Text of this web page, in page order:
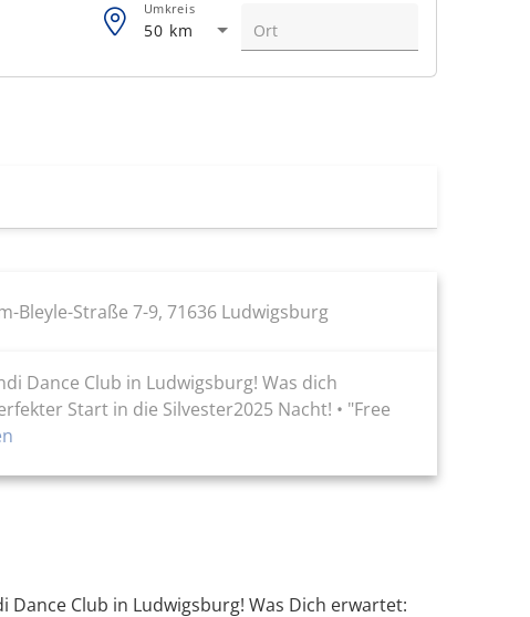
50 km
Umkreis
Bleyle-Straße 7-9, 71636 Ludwigsburg
Dance Club in Ludwigsburg! Was dich
Start in die Silvester2025 Nacht! • "Free
Dance Club in Ludwigsburg! Was Dich erwartet: